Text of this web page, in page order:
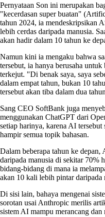
Pernyataan Son ini merupakan
"kecerdasan super buatan"
tahun 2024, ia mendeskripsikan
lebih cerdas daripada manusia.
akan hadir dalam 10 tahun ke
Namun kini ia mengaku bahwa
tersebut, ia hanya berusaha
terkejut. "Di benak saya, saya
dalam empat tahun, bukan 10
tersebut akan tiba dalam dua
Sang CEO SoftBank juga
menggunakan ChatGPT dari
setiap harinya, karena AI
hampir semua topik bahasan.
Dalam beberapa tahun ke
daripada manusia di sekitar 70%
bidang-bidang di mana ia
akan 10 kali lebih pintar daripada
Di sisi lain, bahaya mengenai
sorotan usai Anthropic merilis
sistem AI mampu merancang